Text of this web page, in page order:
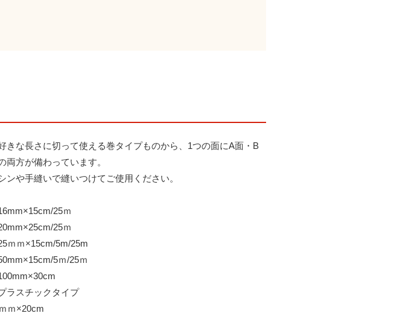
きな長さに切って使える巻タイプものから、1つの面にA面・B
両方が備わっています。
ンや手縫いで縫いつけてご使用ください。
25ｍ
25ｍ
ｍｍ×15cm/5m/25m
5ｍ/25ｍ
ラスチックタイプ
ｍ×20cm